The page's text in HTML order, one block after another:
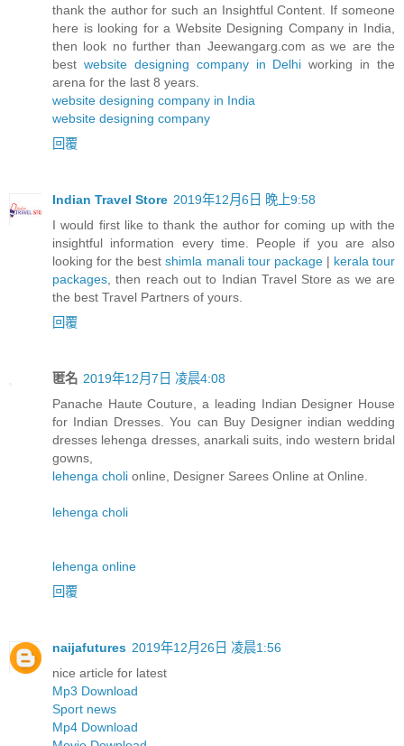
thank the author for such an Insightful Content. If someone
here is looking for a Website Designing Company in India,
then look no further than Jeewangarg.com as we are the
best website designing company in Delhiworking in the
arena for the last 8 years.
website designing company in India
website designing company
回覆
Indian Travel Store 2019年12月6日 晚上9:58
I would first like to thank the author for coming up with the
insightful information every time. People if you are also
looking for the bestshimla manali tour package| kerala tour
packages , then reach out to Indian Travel Store as we are
the best Travel Partners of yours.
回覆
匿名 2019年12月7日 凌晨4:08
Panache Haute Couture, a leading Indian Designer House
for Indian Dresses. You can Buy Designer indian wedding
dresses lehenga dresses, anarkali suits, indo western bridal
gowns,
lehenga choli online, Designer Sarees Online at Online.
lehenga choli
lehenga online
回覆
naijafutures 2019年12月26日 凌晨1:56
nice article for latest
Mp3 Download
Sport news
Mp4 Download